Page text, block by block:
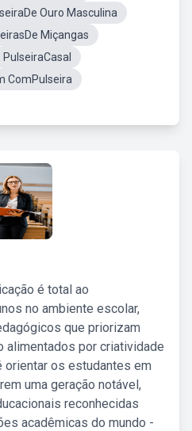
Ouro Masculina
Miçangas
PulseiraCasal
ComPulseira
é total ao
no ambiente escolar,
que priorizam
alimentados por criatividade
orientar os estudantes em
uma geração notável,
reconhecidas
acadêmicas do mundo -